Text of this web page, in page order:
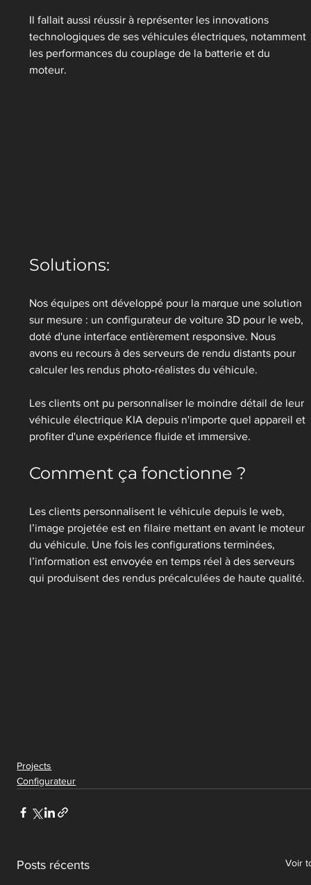
Il fallait aussi réussir à représenter les innovations
technologiques de ses véhicules électriques, notamment
les performances du couplage de la batterie et du
moteur.
Solutions:
Nos équipes ont développé pour la marque une solution
sur mesure : un configurateur de voiture 3D pour le web,
doté d'une interface entièrement responsive. Nous
avons eu recours à des serveurs de rendu distants pour
calculer les rendus photo-réalistes du véhicule.
Les clients ont pu personnaliser le moindre détail de leur
véhicule électrique KIA depuis n'importe quel appareil et
profiter d'une expérience fluide et immersive.
Comment ça fonctionne ?
Les clients personnalisent le véhicule depuis le web,
l’image projetée est en filaire mettant en avant le moteur
du véhicule. Une fois les configurations terminées,
l’information est envoyée en temps réel à des serveurs
qui produisent des rendus précalculées de haute qualité.
Projects
Configurateur
Posts récents Voir